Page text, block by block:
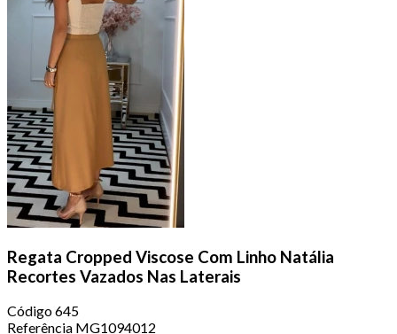
Regata Cropped Viscose Com Linho Natália
Recortes Vazados Nas Laterais
Código645
Referência MG1094012